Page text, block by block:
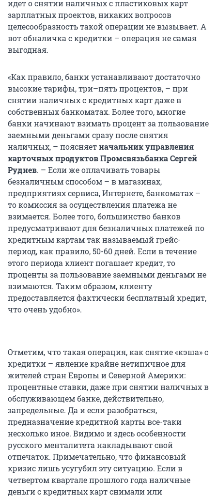
идет о снятии наличных с пластиковых карт
зарплатных проектов, никаких вопросов
целесообразность такой операции не вызывает. А
вот обналичка с кредитки – операция не самая
выгодная.
«Как правило, банки устанавливают достаточно
высокие тарифы, три–пять процентов, – при
снятии наличных с кредитных карт даже в
собственных банкоматах. Более того, многие
банки начинают взимать процент за пользование
заемными деньгами сразу после снятия
наличных, – поясняетначальник управления
карточных продуктов Промсвязьбанка Сергей
Руднев. – Если же оплачивать товары
безналичным способом – в магазинах,
предприятиях сервиса, Интернете, банкоматах –
то комиссия за осуществления платежа не
взимается. Более того, большинство банков
предусматривают для безналичных платежей по
кредитным картам так называемый грейс-
период, как правило, 50-60 дней. Если в течение
этого периода клиент погашает кредит, то
проценты за пользование заемными деньгами не
взимаются. Таким образом, клиенту
предоставляется фактически бесплатный кредит,
что очень удобно».
Отметим, что такая операция, как снятие «кэша» с
кредитки – явление крайне нетипичное для
жителей стран Европы и Северной Америки:
процентные ставки, даже при снятии наличных в
обслуживающем банке, действительно,
запредельные. Да и если разобраться,
предназначение кредитной карты все-таки
несколько иное. Видимо и здесь особенности
русского менталитета накладывают свой
отпечаток. Примечательно, что финансовый
кризис лишь усугубил эту ситуацию. Если в
четвертом квартале прошлого года наличные
деньги с кредитных карт снимали или